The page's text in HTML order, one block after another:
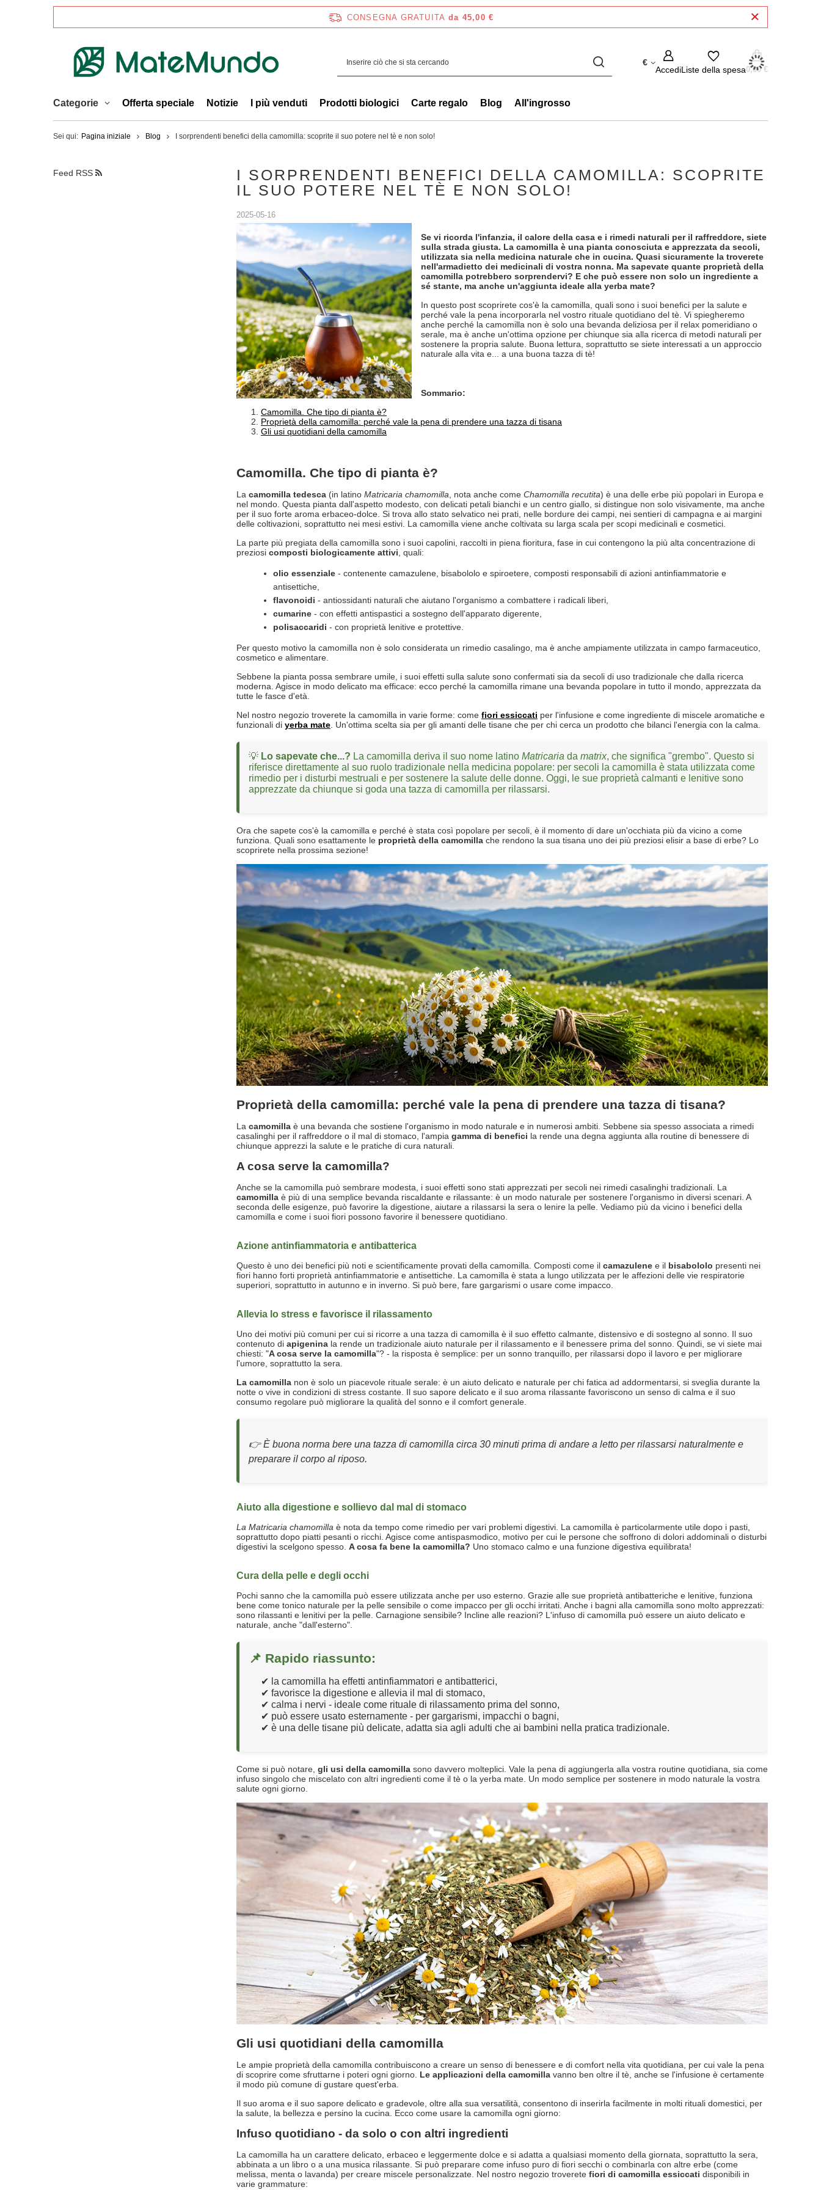
CONSEGNA GRATUITA da 45,00 €
€
AccediListe della spesa0,00 €
Categorie Offerta speciale Notizie I più venduti Prodotti biologici Carte regalo Blog All'ingrosso
Sei qui: Pagina iniziale Blog I sorprendenti benefici della camomilla: scoprite il suo potere nel tè e non solo!
Feed RSS
I SORPRENDENTI BENEFICI DELLA CAMOMILLA: SCOPRITE
IL SUO POTERE NEL TÈ E NON SOLO!
2025-05-16
Se vi ricorda l'infanzia, il calore della casa e i rimedi naturali per il raffreddore, siete
sulla strada giusta. La camomilla è una pianta conosciuta e apprezzata da secoli,
utilizzata sia nella medicina naturale che in cucina. Quasi sicuramente la troverete
nell'armadietto dei medicinali di vostra nonna. Ma sapevate quante proprietà della
camomilla potrebbero sorprendervi? E che può essere non solo un ingrediente a
sé stante, ma anche un'aggiunta ideale alla yerba mate?
In questo post scoprirete cos'è la camomilla, quali sono i suoi benefici per la salute e
perché vale la pena incorporarla nel vostro rituale quotidiano del tè. Vi spiegheremo
anche perché la camomilla non è solo una bevanda deliziosa per il relax pomeridiano o
serale, ma è anche un'ottima opzione per chiunque sia alla ricerca di metodi naturali per
sostenere la propria salute. Buona lettura, soprattutto se siete interessati a un approccio
naturale alla vita e... a una buona tazza di tè!
Sommario:
Camomilla. Che tipo di pianta è?
Proprietà della camomilla: perché vale la pena di prendere una tazza di tisana
Gli usi quotidiani della camomilla
Camomilla. Che tipo di pianta è?
La camomilla tedesca (in latino Matricaria chamomilla , nota anche come Chamomilla recutita) è una delle erbe più popolari in Europa e
nel mondo. Questa pianta dall'aspetto modesto, con delicati petali bianchi e un centro giallo, si distingue non solo visivamente, ma anche
per il suo forte aroma erbaceo-dolce. Si trova allo stato selvatico nei prati, nelle bordure dei campi, nei sentieri di campagna e ai margini
delle coltivazioni, soprattutto nei mesi estivi. La camomilla viene anche coltivata su larga scala per scopi medicinali e cosmetici.
La parte più pregiata della camomilla sono i suoi capolini, raccolti in piena fioritura, fase in cui contengono la più alta concentrazione di
preziosi composti biologicamente attivi , quali:
olio essenziale - contenente camazulene, bisabololo e spiroetere, composti responsabili di azioni antinfiammatorie e
antisettiche,
flavonoidi - antiossidanti naturali che aiutano l'organismo a combattere i radicali liberi,
cumarine - con effetti antispastici a sostegno dell'apparato digerente,
polisaccaridi - con proprietà lenitive e protettive.
Per questo motivo la camomilla non è solo considerata un rimedio casalingo, ma è anche ampiamente utilizzata in campo farmaceutico,
cosmetico e alimentare.
Sebbene la pianta possa sembrare umile, i suoi effetti sulla salute sono confermati sia da secoli di uso tradizionale che dalla ricerca
moderna. Agisce in modo delicato ma efficace: ecco perché la camomilla rimane una bevanda popolare in tutto il mondo, apprezzata da
tutte le fasce d'età.
Nel nostro negozio troverete la camomilla in varie forme: come fiori essiccati per l'infusione e come ingrediente di miscele aromatiche e
funzionali di yerba mate . Un'ottima scelta sia per gli amanti delle tisane che per chi cerca un prodotto che bilanci l'energia con la calma.
💡 Lo sapevate che...? La camomilla deriva il suo nome latino Matricaria da matrix, che significa "grembo". Questo si
riferisce direttamente al suo ruolo tradizionale nella medicina popolare: per secoli la camomilla è stata utilizzata come
rimedio per i disturbi mestruali e per sostenere la salute delle donne. Oggi, le sue proprietà calmanti e lenitive sono
apprezzate da chiunque si goda una tazza di camomilla per rilassarsi.
Ora che sapete cos'è la camomilla e perché è stata così popolare per secoli, è il momento di dare un'occhiata più da vicino a come
funziona. Quali sono esattamente le proprietà della camomilla che rendono la sua tisana uno dei più preziosi elisir a base di erbe? Lo
scoprirete nella prossima sezione!
Proprietà della camomilla: perché vale la pena di prendere una tazza di tisana?
La camomilla è una bevanda che sostiene l'organismo in modo naturale e in numerosi ambiti. Sebbene sia spesso associata a rimedi
casalinghi per il raffreddore o il mal di stomaco, l'ampia gamma di benefici la rende una degna aggiunta alla routine di benessere di
chiunque apprezzi la salute e le pratiche di cura naturali.
A cosa serve la camomilla?
Anche se la camomilla può sembrare modesta, i suoi effetti sono stati apprezzati per secoli nei rimedi casalinghi tradizionali. La
camomilla è più di una semplice bevanda riscaldante e rilassante: è un modo naturale per sostenere l'organismo in diversi scenari. A
seconda delle esigenze, può favorire la digestione, aiutare a rilassarsi la sera o lenire la pelle. Vediamo più da vicino i benefici della
camomilla e come i suoi fiori possono favorire il benessere quotidiano.
Azione antinfiammatoria e antibatterica
Questo è uno dei benefici più noti e scientificamente provati della camomilla. Composti come il camazulene e il bisabololo presenti nei
fiori hanno forti proprietà antinfiammatorie e antisettiche. La camomilla è stata a lungo utilizzata per le affezioni delle vie respiratorie
superiori, soprattutto in autunno e in inverno. Si può bere, fare gargarismi o usare come impacco.
Allevia lo stress e favorisce il rilassamento
Uno dei motivi più comuni per cui si ricorre a una tazza di camomilla è il suo effetto calmante, distensivo e di sostegno al sonno. Il suo
contenuto di apigenina la rende un tradizionale aiuto naturale per il rilassamento e il benessere prima del sonno. Quindi, se vi siete mai
chiesti: "A cosa serve la camomilla"? - la risposta è semplice: per un sonno tranquillo, per rilassarsi dopo il lavoro e per migliorare
l'umore, soprattutto la sera.
La camomilla non è solo un piacevole rituale serale: è un aiuto delicato e naturale per chi fatica ad addormentarsi, si sveglia durante la
notte o vive in condizioni di stress costante. Il suo sapore delicato e il suo aroma rilassante favoriscono un senso di calma e il suo
consumo regolare può migliorare la qualità del sonno e il comfort generale.
👉 È buona norma bere una tazza di camomilla circa 30 minuti prima di andare a letto per rilassarsi naturalmente e
preparare il corpo al riposo.
Aiuto alla digestione e sollievo dal mal di stomaco
La Matricaria chamomilla è nota da tempo come rimedio per vari problemi digestivi. La camomilla è particolarmente utile dopo i pasti,
soprattutto dopo piatti pesanti o ricchi. Agisce come antispasmodico, motivo per cui le persone che soffrono di dolori addominali o disturbi
digestivi la scelgono spesso. A cosa fa bene la camomilla? Uno stomaco calmo e una funzione digestiva equilibrata!
Cura della pelle e degli occhi
Pochi sanno che la camomilla può essere utilizzata anche per uso esterno. Grazie alle sue proprietà antibatteriche e lenitive, funziona
bene come tonico naturale per la pelle sensibile o come impacco per gli occhi irritati. Anche i bagni alla camomilla sono molto apprezzati:
sono rilassanti e lenitivi per la pelle. Carnagione sensibile? Incline alle reazioni? L'infuso di camomilla può essere un aiuto delicato e
naturale, anche "dall'esterno".
📌 Rapido riassunto:
✔ la camomilla ha effetti antinfiammatori e antibatterici,
✔ favorisce la digestione e allevia il mal di stomaco,
✔ calma i nervi - ideale come rituale di rilassamento prima del sonno,
✔ può essere usato esternamente - per gargarismi, impacchi o bagni,
✔ è una delle tisane più delicate, adatta sia agli adulti che ai bambini nella pratica tradizionale.
Come si può notare, gli usi della camomilla sono davvero molteplici. Vale la pena di aggiungerla alla vostra routine quotidiana, sia come
infuso singolo che miscelato con altri ingredienti come il tè o la yerba mate. Un modo semplice per sostenere in modo naturale la vostra
salute ogni giorno.
Gli usi quotidiani della camomilla
Le ampie proprietà della camomilla contribuiscono a creare un senso di benessere e di comfort nella vita quotidiana, per cui vale la pena
di scoprire come sfruttarne i poteri ogni giorno. Le applicazioni della camomilla vanno ben oltre il tè, anche se l'infusione è certamente
il modo più comune di gustare quest'erba.
Il suo aroma e il suo sapore delicato e gradevole, oltre alla sua versatilità, consentono di inserirla facilmente in molti rituali domestici, per
la salute, la bellezza e persino la cucina. Ecco come usare la camomilla ogni giorno:
Infuso quotidiano - da solo o con altri ingredienti
La camomilla ha un carattere delicato, erbaceo e leggermente dolce e si adatta a qualsiasi momento della giornata, soprattutto la sera,
abbinata a un libro o a una musica rilassante. Si può preparare come infuso puro di fiori secchi o combinarla con altre erbe (come
melissa, menta o lavanda) per creare miscele personalizzate. Nel nostro negozio troverete fiori di camomilla essiccati disponibili in
varie grammature: